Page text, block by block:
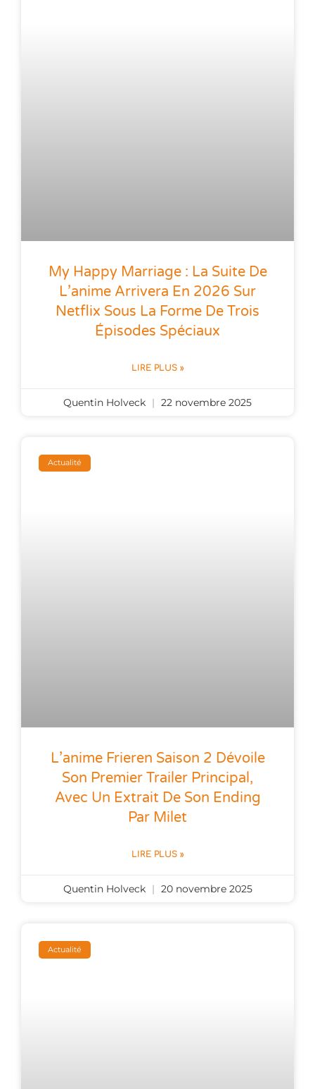
My Happy Marriage : La Suite De
L’anime Arrivera En 2026 Sur
Netflix Sous La Forme De Trois
Épisodes Spéciaux
LIRE PLUS »
Quentin Holveck 22 novembre 2025
Actualité
L’anime Frieren Saison 2 Dévoile
Son Premier Trailer Principal,
Avec Un Extrait De Son Ending
Par Milet
LIRE PLUS »
Quentin Holveck 20 novembre 2025
Actualité